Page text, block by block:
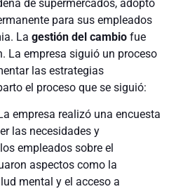
de supermercados, adoptó
para sus empleados
La gestión del cambio fue
La empresa siguió un proceso
las estrategias
el proceso que se siguió:
empresa realizó una encuesta
las necesidades y
empleados sobre el
aspectos como la
mental y el acceso a